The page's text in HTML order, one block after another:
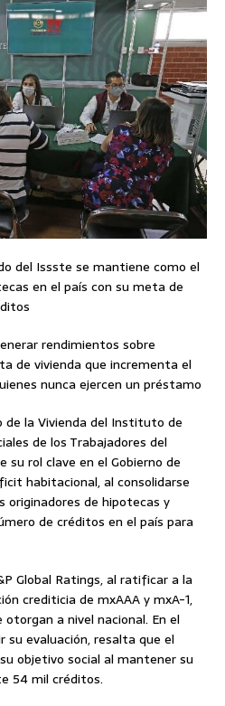
del Issste se mantiene como el
en el país con su meta de
rendimientos sobre
de vivienda que incrementa el
nunca ejercen un préstamo
de la Vivienda del Instituto de
de los Trabajadores del
su rol clave en el Gobierno de
habitacional, al consolidarse
originadores de hipotecas y
de créditos en el país para
Global Ratings, al ratificar a la
crediticia de mxAAA y mxA-1,
a nivel nacional. En el
su evaluación, resalta que el
objetivo social al mantener su
54 mil créditos.